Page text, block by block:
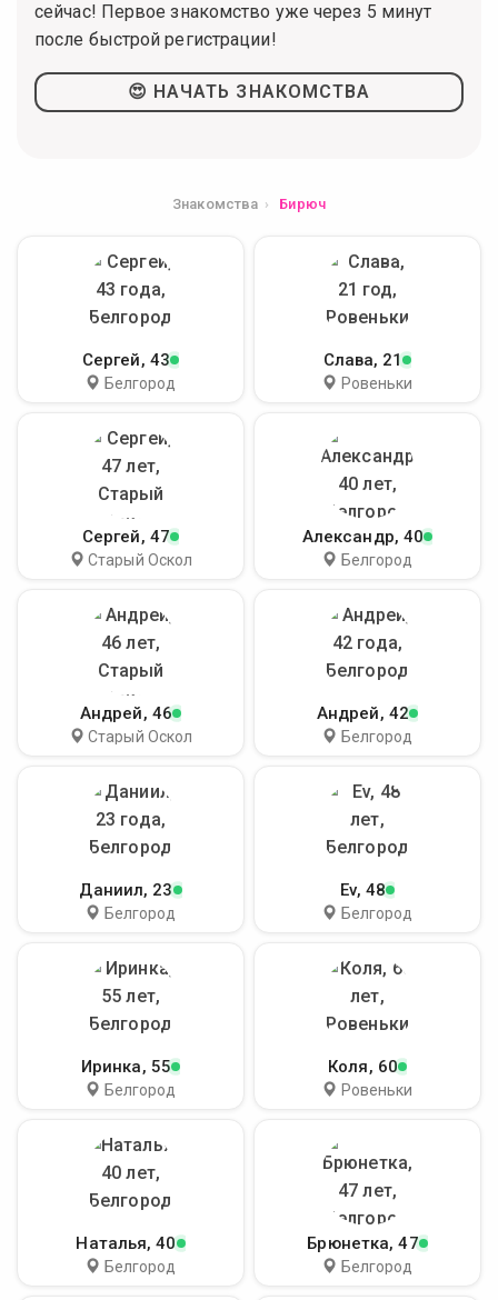
сейчас! Первое знакомство уже через 5 минут
после быстрой регистрации!
😍 НАЧАТЬ ЗНАКОМСТВА
Знакомства Бирюч
Сергей, 43
Белгород
Слава, 21
Ровеньки
Сергей, 47
Старый Оскол
Александр, 40
Белгород
Андрей, 46
Старый Оскол
Андрей, 42
Белгород
Даниил, 23
Белгород
Ev, 48
Белгород
Иринка, 55
Белгород
Коля, 60
Ровеньки
Наталья, 40
Белгород
Брюнетка, 47
Белгород